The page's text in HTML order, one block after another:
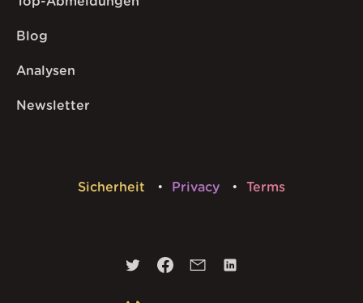
Blog
Analysen
Newsletter
Sicherheit Privacy Terms